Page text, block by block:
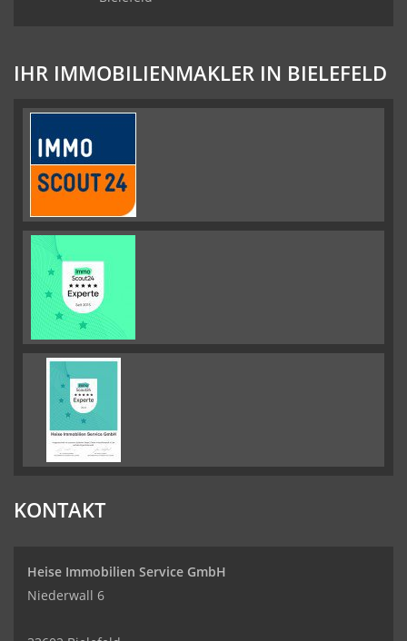
IHR IMMOBILIENMAKLER IN BIELEFELD
KONTAKT
Heise Immobilien Service GmbH
Niederwall 6